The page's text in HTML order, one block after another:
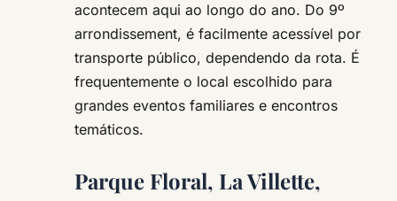
acontecem aqui ao longo do ano. Do 9º
arrondissement, é facilmente acessível por
transporte público, dependendo da rota. É
frequentemente o local escolhido para
grandes eventos familiares e encontros
temáticos.
Parque Floral, La Villette,